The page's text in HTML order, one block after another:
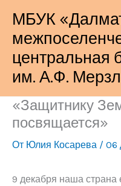
содержимому
МБУК
центральная
им. А.Ф.
«Защитнику
посвящается»
От Юлия Косарева / 06
9 декабря наша страна